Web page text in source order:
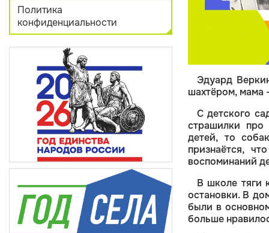
Политика
конфиденциальности
Эдуард
шахтёром, мама
С детского
страшилки про
детей, то
признаётся,
воспоминаний
В школе тяги
остановки. В
были в
больше